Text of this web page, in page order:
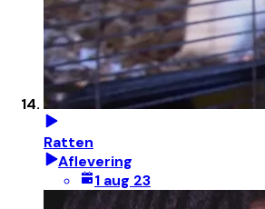
Ratten
Aflevering
1 aug 23